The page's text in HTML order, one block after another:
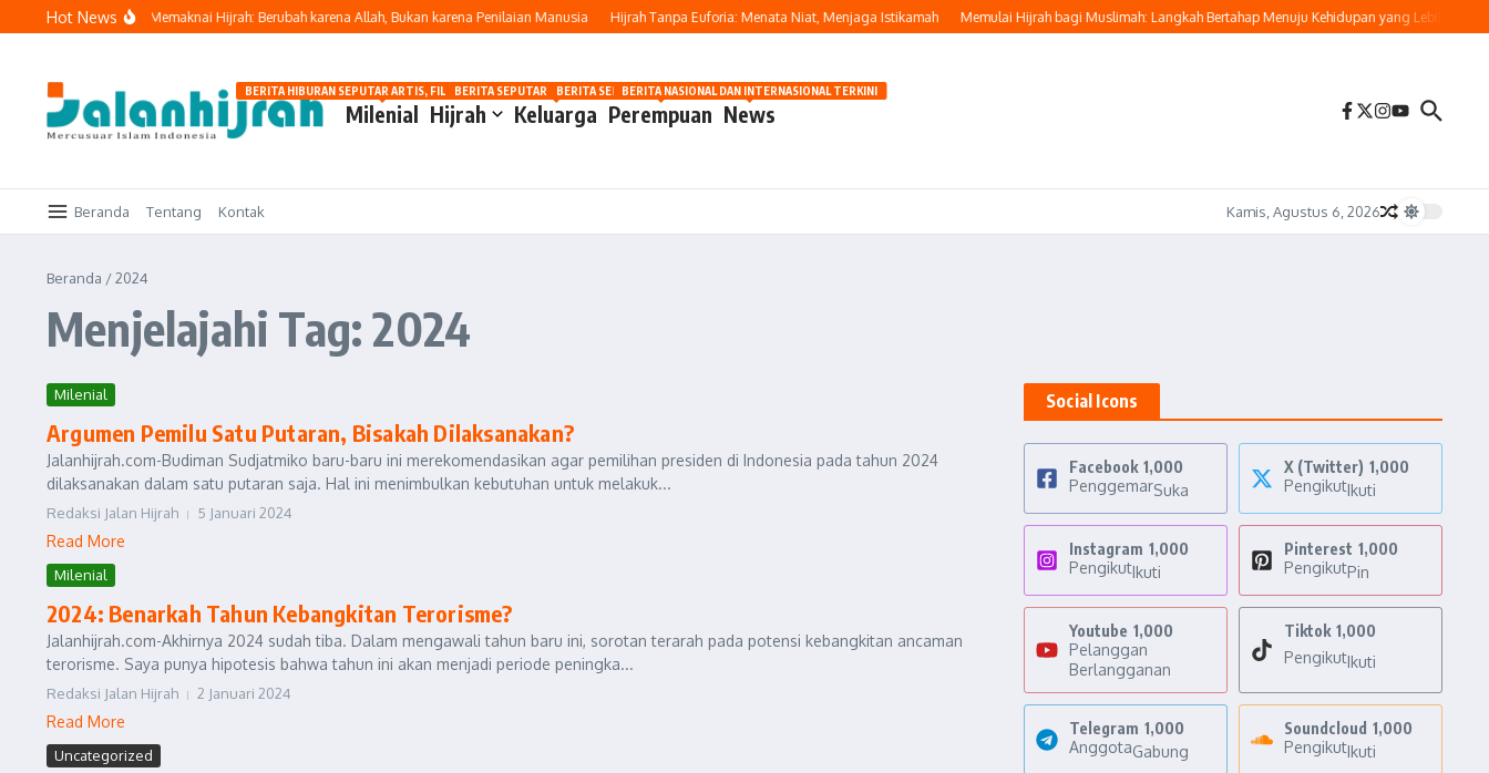
Lewati ke konten
Hot News
di Jalan Kebaikan Memaknai Hijrah: Berubah karena Allah, Bukan karena Penilaian Manusia Hijrah Tanpa Euforia: Menata Niat, Menjaga Istikamah Memulai Hijrah bagi Muslimah: Langkah Bertahap Menuju Kehidupan yang Lebih Baik
Milenial
BERITA HIBURAN SEPUTAR ARTIS, FILM, DAN GOSIP
Hijrah Keluarga
BERITA SEPUTAR OTOMOTIF HARI INI
Perempuan
BERITA SEPUTAR KECANTIKAN WANITA
News
BERITA NASIONAL DAN INTERNASIONAL TERKINI
Beranda Tentang Kontak Kamis, Agustus 6, 2026
Beranda /2024
Menjelajahi Tag: 2024
Milenial
Argumen Pemilu Satu Putaran, Bisakah Dilaksanakan?
Jalanhijrah.com-Budiman Sudjatmiko baru-baru ini merekomendasikan agar pemilihan presiden di Indonesia pada tahun 2024
dilaksanakan dalam satu putaran saja. Hal ini menimbulkan kebutuhan untuk melakuk...
Redaksi Jalan Hijrah 5 Januari 2024
Read More
Milenial
2024: Benarkah Tahun Kebangkitan Terorisme?
Jalanhijrah.com-Akhirnya 2024 sudah tiba. Dalam mengawali tahun baru ini, sorotan terarah pada potensi kebangkitan ancaman
terorisme. Saya punya hipotesis bahwa tahun ini akan menjadi periode peningka...
Redaksi Jalan Hijrah 2 Januari 2024
Read More
Uncategorized
Social Icons
Facebook 1,000
PenggemarSuka
X (Twitter) 1,000
PengikutIkuti
Instagram 1,000
PengikutIkuti
Pinterest 1,000
PengikutPin
Youtube 1,000
Pelanggan
Berlangganan
Tiktok 1,000
PengikutIkuti
Telegram 1,000
AnggotaGabung
Soundcloud 1,000
PengikutIkuti